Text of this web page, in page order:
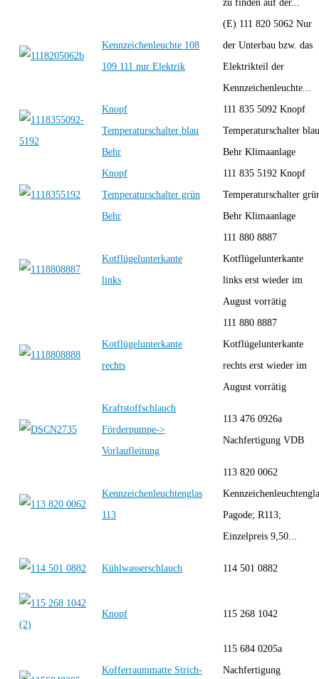
zu finden auf der...
Kennzeichenleuchte 108
109 111 nur Elektrik
(E) 111 820 5062 Nur
der Unterbau bzw. das
Elektrikteil der
Kennzeichenleuchte...
Knopf
Temperaturschalter blau
Behr
111 835 5092 Knopf
Temperaturschalter blau
Behr Klimaanlage
Knopf
Temperaturschalter grün
Behr
111 835 5192 Knopf
Temperaturschalter
Behr Klimaanlage
Kotflügelunterkante
links
111 880 8887
Kotflügelunterkante
links erst wieder im
August vorrätig
Kotflügelunterkante
rechts
111 880 8887
Kotflügelunterkante
rechts erst wieder im
August vorrätig
Kraftstoffschlauch
Förderpumpe->
Vorlaufleitung
113 476 0926a
Nachfertigung VDB
Kennzeichenleuchtenglas
113
113 820 0062
Pagode; R113;
Einzelpreis 9,50...
Kühlwasserschlauch 114 501 0882
Knopf 115 268 1042
Kofferraummatte Strich-
115 684 0205a
Nachfertigung